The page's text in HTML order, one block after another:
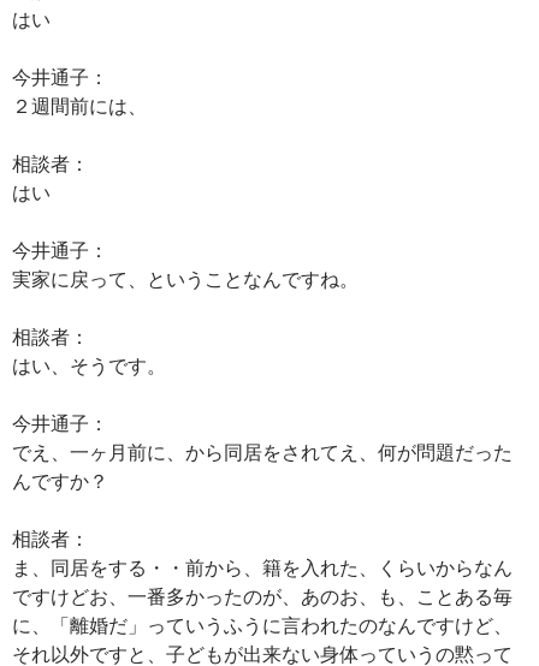
はい
今井通子：
２週間前には、
相談者：
はい
今井通子：
実家に戻って、ということなんですね。
相談者：
はい、そうです。
今井通子：
でえ、一ヶ月前に、から同居をされてえ、何が問題だった
んですか？
相談者：
ま、同居をする・・前から、籍を入れた、くらいからなん
ですけどお、一番多かったのが、あのお、も、ことある毎
に、「離婚だ」っていうふうに言われたのなんですけど、
それ以外ですと、子どもが出来ない身体っていうの黙って